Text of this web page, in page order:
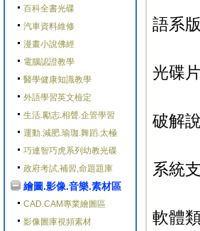
百科全書光碟
汽車資料維修
漫畫小說佛經
電腦認證教學
醫學健康知識教學
外語學習英文檢定
生活.勵志.相聲.企管學習
運動.減肥.瑜珈.舞蹈.太極
巧連智巧虎系列幼教光碟
政府考試,補習,命題題庫
繪圖.影像.音樂.素材區
CAD.CAM專業繪圖區
影像圖庫視頻素材
語系
光碟
破解
系統
軟體